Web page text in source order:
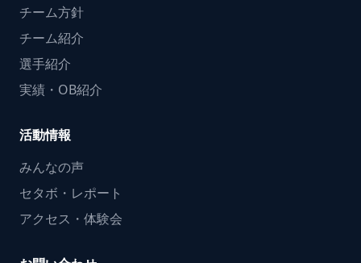
チーム方針
チーム紹介
選手紹介
実績・OB紹介
活動情報
みんなの声
セタボ・レポート
アクセス・体験会